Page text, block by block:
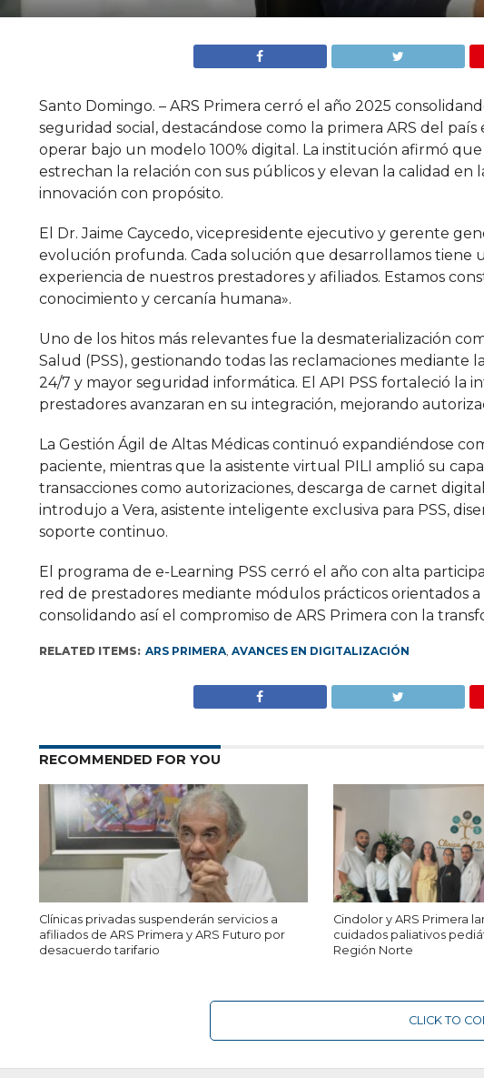
Santo Domingo. – ARS Primera cerró el año 2025
seguridad social, destacándose como la primera ARS del
operar bajo un modelo 100% digital. La institución afirmó
estrechan la relación con sus públicos y elevan la calidad en
innovación con propósito.
El Dr. Jaime Caycedo, vicepresidente ejecutivo y gerente
evolución profunda. Cada solución que desarrollamos tiene
experiencia de nuestros prestadores y afiliados. Estamos
conocimiento y cercanía humana».
Uno de los hitos más relevantes fue la desmaterialización
Salud (PSS), gestionando todas las reclamaciones
24/7 y mayor seguridad informática. El API PSS fortaleció la
prestadores avanzaran en su integración, mejorando
La Gestión Ágil de Altas Médicas continuó expandiéndose
paciente, mientras que la asistente virtual PILI amplió su
transacciones como autorizaciones, descarga de carnet
introdujo a Vera, asistente inteligente exclusiva para PSS,
soporte continuo.
El programa de e-Learning PSS cerró el año con alta
red de prestadores mediante módulos prácticos orientados
consolidando así el compromiso de ARS Primera con la
RELATED ITEMS: ARS PRIMERA, AVANCES EN DIGITALIZACIÓN
RECOMMENDED FOR YOU
Clínicas privadas suspenderán servicios a
afiliados de ARS Primera y ARS Futuro por
desacuerdo tarifario
Cindolor y ARS Primera
cuidados paliativos
Región Norte
CLICK TO